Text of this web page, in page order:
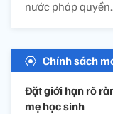
nước pháp
Chính sách
Đặt giới hạn rõ
mẹ học sinh